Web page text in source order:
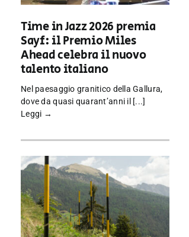
Time in Jazz 2026 premia
Sayf: il Premio Miles
Ahead celebra il nuovo
talento italiano
Nel paesaggio granitico della Gallura,
dove da quasi quarant’anni il [...]
Leggi →